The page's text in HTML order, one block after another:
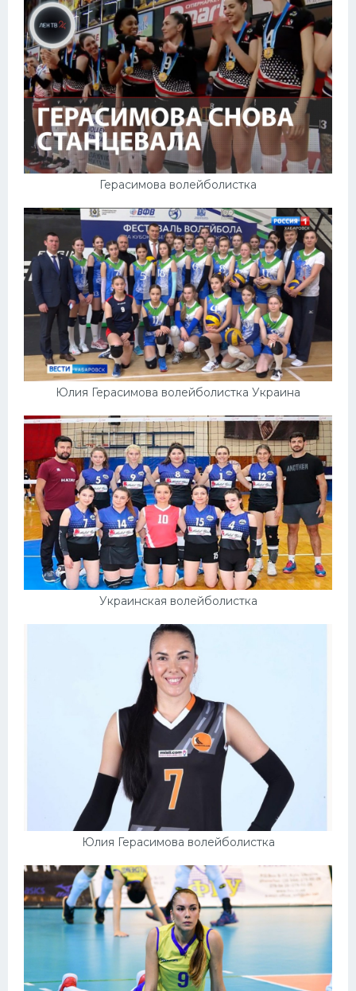
Герасимова волейболистка
Юлия Герасимова волейболистка Украина
Украинская волейболистка
Юлия Герасимова волейболистка